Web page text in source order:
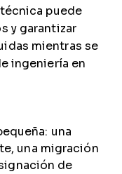
puede
y garantizar
mientras se
ingeniería en
una
una migración
de